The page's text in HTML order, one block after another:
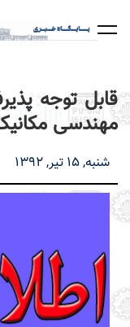
قابل توجه
مهندسی
شنبه, 15 تیر, 1392